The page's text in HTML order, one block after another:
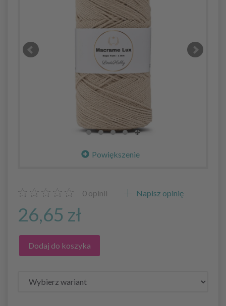
Powiększenie
0 opinii Napisz opinię
26,65 zł
Dodaj do koszyka